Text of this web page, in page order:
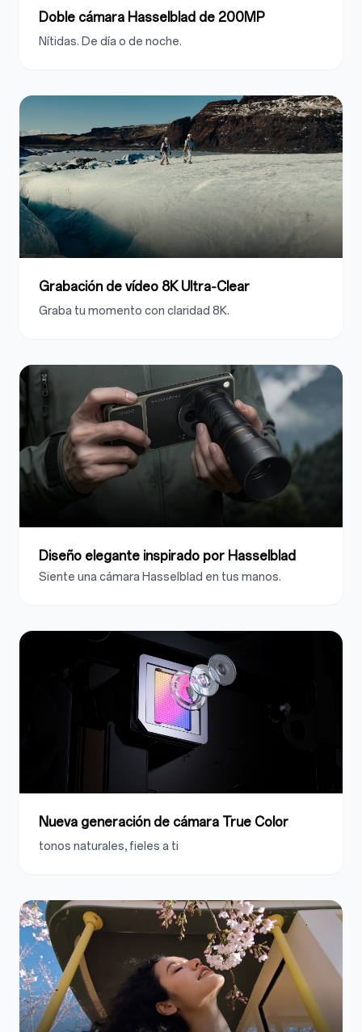
Doble cámara Hasselblad de 200MP
Nítidas. De día o de noche.
Grabación de vídeo 8K Ultra‑Clear
Graba tu momento con claridad 8K.
Diseño elegante inspirado por Hasselblad
Siente una cámara Hasselblad en tus manos.
Nueva generación de cámara True Color
tonos naturales, fieles a ti